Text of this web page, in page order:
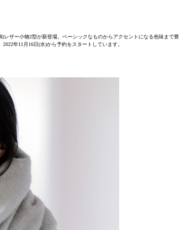
ザー小物2型が新登場。ベーシックなものからアクセントになる色味まで豊
年11月16日(水)から予約をスタートしています。